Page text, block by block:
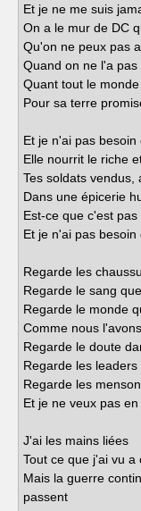
Et je ne me suis
On a le mur de DC
Qu'on ne peux pas
Quand on ne l'a
Quant tout le
Pour sa terre
Et je n'ai pas
Elle nourrit le riche
Tes soldats vendus,
Dans une épicerie
Est-ce que c'est pas
Et je n'ai pas
Regarde les
Regarde le sang
Regarde le monde
Comme nous
Regarde le doute
Regarde les
Regarde les
Et je ne veux pas
J'ai les mains liées
Tout ce que j'ai vu
Mais la guerre
passent